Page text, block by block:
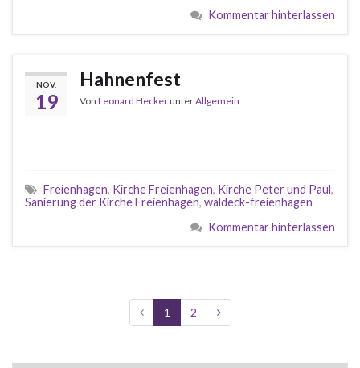
Kommentar hinterlassen
NOV.
19
Hahnenfest
Von Leonard HeckerunterAllgemein
Freienhagen, Kirche Freienhagen, Kirche Peter und Paul,
Sanierung der Kirche Freienhagen, waldeck-freienhagen
Kommentar hinterlassen
1 2